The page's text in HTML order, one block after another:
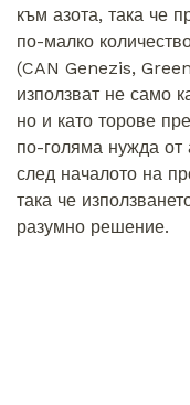
към азота, така че
по-малко
(CAN Genezis,
използват не само
но и като торове
по-голяма нужда от
след началото на
така че
разумно решение.